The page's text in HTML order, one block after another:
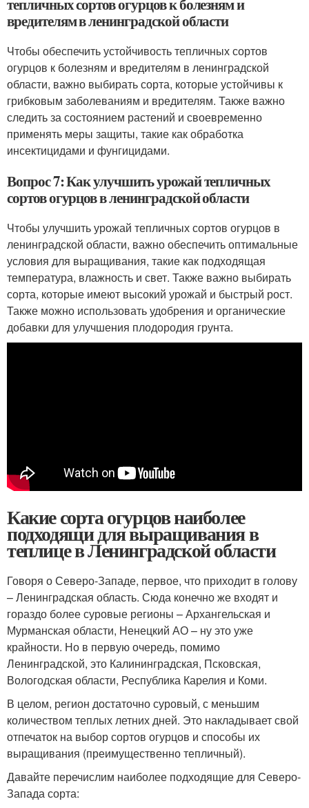
тепличных сортов огурцов к болезням и
вредителям в ленинградской области
Чтобы обеспечить устойчивость тепличных сортов
огурцов к болезням и вредителям в ленинградской
области, важно выбирать сорта, которые устойчивы к
грибковым заболеваниям и вредителям. Также важно
следить за состоянием растений и своевременно
применять меры защиты, такие как обработка
инсектицидами и фунгицидами.
Вопрос 7: Как улучшить урожай тепличных
сортов огурцов в ленинградской области
Чтобы улучшить урожай тепличных сортов огурцов в
ленинградской области, важно обеспечить оптимальные
условия для выращивания, такие как подходящая
температура, влажность и свет. Также важно выбирать
сорта, которые имеют высокий урожай и быстрый рост.
Также можно использовать удобрения и органические
добавки для улучшения плодородия грунта.
Какие сорта огурцов наиболее
подходящи для выращивания в
теплице в Ленинградской области
Говоря о Северо-Западе, первое, что приходит в голову
– Ленинградская область. Сюда конечно же входят и
гораздо более суровые регионы – Архангельская и
Мурманская области, Ненецкий АО – ну это уже
крайности. Но в первую очередь, помимо
Ленинградской, это Калининградская, Псковская,
Вологодская области, Республика Карелия и Коми.
В целом, регион достаточно суровый, с меньшим
количеством теплых летних дней. Это накладывает свой
отпечаток на выбор сортов огурцов и способы их
выращивания (преимущественно тепличный).
Давайте перечислим наиболее подходящие для Северо-
Запада сорта: